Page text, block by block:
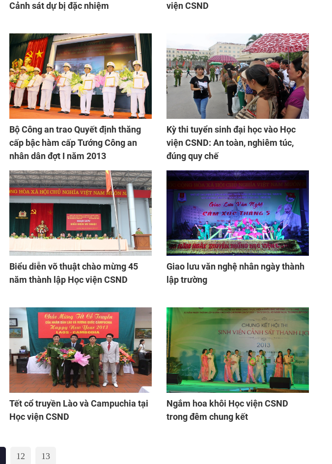
Cảnh sát dự bị đặc nhiệm
viện CSND
Bộ Công an trao Quyết định thăng
cấp bậc hàm cấp Tướng Công an
nhân dân đợt I năm 2013
Kỳ thi tuyển sinh đại học vào Học
viện CSND: An toàn, nghiêm túc,
đúng quy chế
Biểu diễn võ thuật chào mừng 45
năm thành lập Học viện CSND
Giao lưu văn nghệ nhân ngày thành
lập trường
Tết cổ truyền Lào và Campuchia tại
Học viện CSND
Ngắm hoa khôi Học viện CSND
trong đêm chung kết
12 13